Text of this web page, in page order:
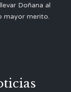
Doñana al
mayor merito.